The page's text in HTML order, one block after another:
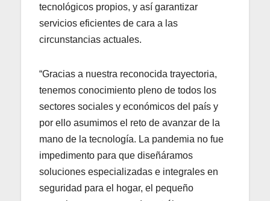
tecnológicos propios, y así garantizar
servicios eficientes de cara a las
circunstancias actuales.
“Gracias a nuestra reconocida trayectoria,
tenemos conocimiento pleno de todos los
sectores sociales y económicos del país y
por ello asumimos el reto de avanzar de la
mano de la tecnología. La pandemia no fue
impedimento para que diseñáramos
soluciones especializadas e integrales en
seguridad para el hogar, el pequeño